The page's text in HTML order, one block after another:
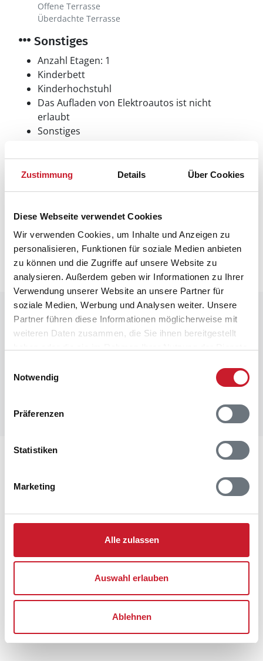
Zustimmung Details Über Cookies
Diese Webseite verwendet Cookies
Wir verwenden Cookies, um Inhalte und Anzeigen zu
personalisieren, Funktionen für soziale Medien anbieten
zu können und die Zugriffe auf unsere Website zu
analysieren. Außerdem geben wir Informationen zu Ihrer
Verwendung unserer Website an unsere Partner für
soziale Medien, Werbung und Analysen weiter. Unsere
Partner führen diese Informationen möglicherweise mit
weiteren Daten zusammen, die Sie ihnen bereitgestellt
Notwendig
Präferenzen
Statistiken
Marketing
Alle zulassen
Auswahl erlauben
Ablehnen
Offene Terrasse
Überdachte Terrasse
Sonstiges
Anzahl Etagen: 1
Kinderbett
Kinderhochstuhl
Das Aufladen von Elektroautos ist nicht
erlaubt
Sonstiges
Streamingdienste über den smart TV des Hauses
und Ihr eigenes Tablet/Smartphone zu verfolgen.
Neben- und Verbrauchskosten
Die aktuellen Verbrauchskosten finden Sie im
nächsten Schritt im Buchungsformular.
Raumaufteilung
Lageplan
Adresse
Kaprifolievej 20